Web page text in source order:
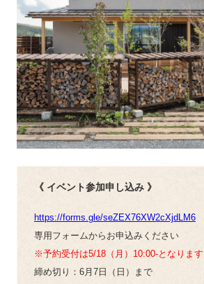
《 イベント参加申し込み 》
https://forms.gle/seZEX76XW2cXjdLM6
専用フォームからお申込みください
※予約受付は5/18（月）10:00-となります
締め切り：6月7日（日）まで